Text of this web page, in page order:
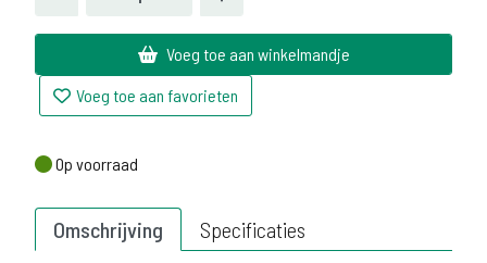
Voeg toe aan winkelmandje
Voeg toe aan favorieten
Op voorraad
Op voorraad
Omschrijving Specificaties